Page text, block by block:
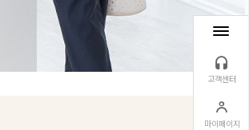
고객센터
마이페이지